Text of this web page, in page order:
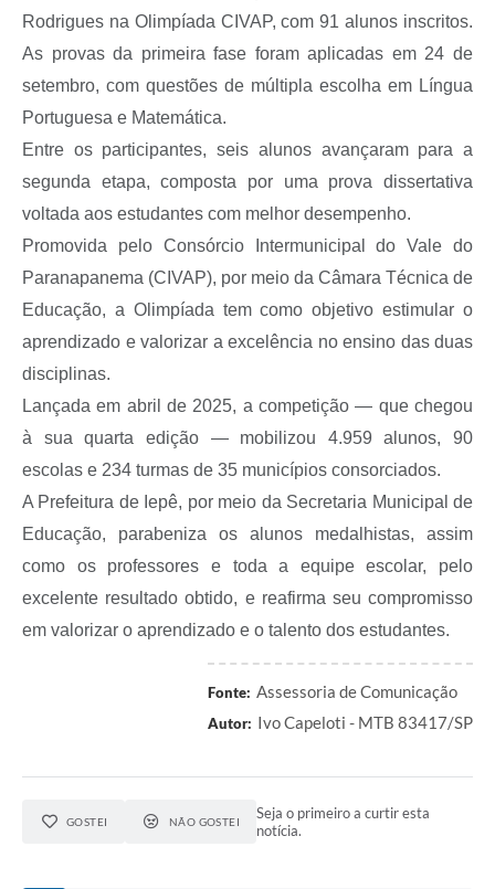
Rodrigues na Olimpíada CIVAP, com 91 alunos inscritos.
As provas da primeira fase foram aplicadas em 24 de
setembro, com questões de múltipla escolha em Língua
Portuguesa e Matemática.
Entre os participantes, seis alunos avançaram para a
segunda etapa, composta por uma prova dissertativa
voltada aos estudantes com melhor desempenho.
Promovida pelo Consórcio Intermunicipal do Vale do
Paranapanema (CIVAP), por meio da Câmara Técnica de
Educação, a Olimpíada tem como objetivo estimular o
aprendizado e valorizar a excelência no ensino das duas
disciplinas.
Lançada em abril de 2025, a competição — que chegou
à sua quarta edição — mobilizou 4.959 alunos, 90
escolas e 234 turmas de 35 municípios consorciados.
A Prefeitura de Iepê, por meio da Secretaria Municipal de
Educação, parabeniza os alunos medalhistas, assim
como os professores e toda a equipe escolar, pelo
excelente resultado obtido, e reafirma seu compromisso
em valorizar o aprendizado e o talento dos estudantes.
Fonte: Assessoria de Comunicação
Autor: Ivo Capeloti - MTB 83417/SP
GOSTEI NÃO GOSTEI
Seja o primeiro a curtir esta
notícia.